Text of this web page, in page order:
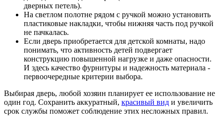
дверных петель).
На светлом полотне рядом с ручкой можно установить
пластиковые накладки, чтобы нижняя часть под ручкой
не пачкалась.
Если дверь приобретается для детской комнаты, надо
понимать, что активность детей подвергает
конструкцию повышенной нагрузке и даже опасности.
И здесь качество фурнитуры и надежность материала -
первоочередные критерии выбора.
Выбирая дверь, любой хозяин планирует ее использование не
один год. Сохранить аккуратный, красивый вид и увеличить
срок службы поможет соблюдение этих несложных правил.